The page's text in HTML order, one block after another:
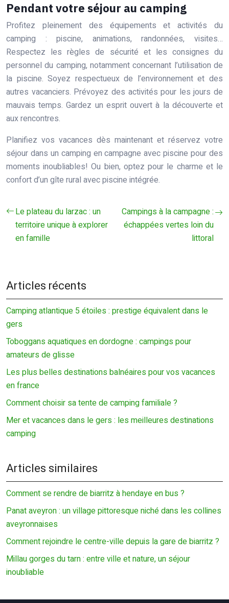
Pendant votre séjour au camping
Profitez pleinement des équipements et activités du
camping : piscine, animations, randonnées, visites…
Respectez les règles de sécurité et les consignes du
personnel du camping, notamment concernant l’utilisation de
la piscine. Soyez respectueux de l’environnement et des
autres vacanciers. Prévoyez des activités pour les jours de
mauvais temps. Gardez un esprit ouvert à la découverte et
aux rencontres.
Planifiez vos vacances dès maintenant et réservez votre
séjour dans un camping en campagne avec piscine pour des
moments inoubliables! Ou bien, optez pour le charme et le
confort d’un gîte rural avec piscine intégrée.
Le plateau du larzac : un
territoire unique à explorer
en famille
Campings à la campagne :
échappées vertes loin du
littoral
Articles récents
Camping atlantique 5 étoiles : prestige équivalent dans le
gers
Toboggans aquatiques en dordogne : campings pour
amateurs de glisse
Les plus belles destinations balnéaires pour vos vacances
en france
Comment choisir sa tente de camping familiale ?
Mer et vacances dans le gers : les meilleures destinations
camping
Articles similaires
Comment se rendre de biarritz à hendaye en bus ?
Panat aveyron : un village pittoresque niché dans les collines
aveyronnaises
Comment rejoindre le centre-ville depuis la gare de biarritz ?
Millau gorges du tarn : entre ville et nature, un séjour
inoubliable